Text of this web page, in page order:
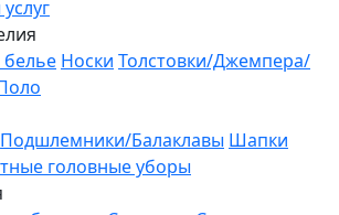
Носки Толстовки/Джемпера/
Подшлемники/Балаклавы Шапки
головные уборы